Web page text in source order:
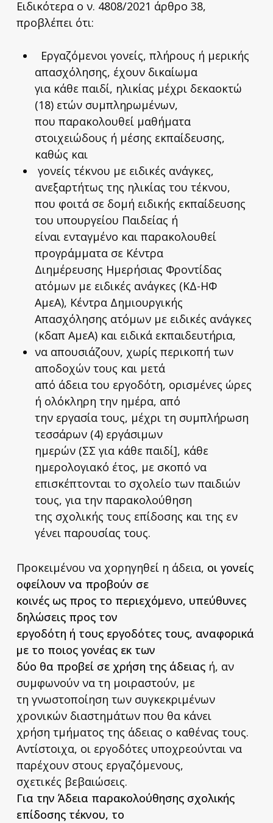
Ειδικότερα ο ν. 4808/2021 άρθρο 38,
προβλέπει ότι:
Εργαζόμενοι γονείς, πλήρους ή μερικής
απασχόλησης, έχουν δικαίωμα
για κάθε παιδί, ηλικίας μέχρι δεκαοκτώ
(18) ετών συμπληρωμένων,
που παρακολουθεί μαθήματα
στοιχειώδους ή μέσης εκπαίδευσης,
καθώς και
γονείς τέκνου με ειδικές ανάγκες,
ανεξαρτήτως της ηλικίας του τέκνου,
που φοιτά σε δομή ειδικής εκπαίδευσης
του υπουργείου Παιδείας ή
είναι ενταγμένο και παρακολουθεί
προγράμματα σε Κέντρα
Διημέρευσης Ημερήσιας Φροντίδας
ατόμων με ειδικές ανάγκες (ΚΔ-ΗΦ
ΑμεΑ), Κέντρα Δημιουργικής
Απασχόλησης ατόμων με ειδικές ανάγκες
(κδαπ ΑμεΑ) και ειδικά εκπαιδευτήρια,
να απουσιάζουν, χωρίς περικοπή των
αποδοχών τους και μετά
από άδεια του εργοδότη, ορισμένες ώρες
ή ολόκληρη την ημέρα, από
την εργασία τους, μέχρι τη συμπλήρωση
τεσσάρων (4) εργάσιμων
ημερών (ΣΣ για κάθε παιδί], κάθε
ημερολογιακό έτος, με σκοπό να
επισκέπτονται το σχολείο των παιδιών
τους, για την παρακολούθηση
της σχολικής τους επίδοσης και της εν
γένει παρουσίας τους.
Προκειμένου να χορηγηθεί η άδεια, οι γονείς
οφείλουν να προβούν σε
κοινές ως προς το περιεχόμενο, υπεύθυνες
δηλώσεις προς τον
εργοδότη ή τους εργοδότες τους, αναφορικά
με το ποιος γονέας εκ των
δύο θα προβεί σε χρήση της άδειας ή, αν
συμφωνούν να τη μοιραστούν, με
τη γνωστοποίηση των συγκεκριμένων
χρονικών διαστημάτων που θα κάνει
χρήση τμήματος της άδειας ο καθένας τους.
Αντίστοιχα, οι εργοδότες υποχρεούνται να
παρέχουν στους εργαζόμενους,
σχετικές βεβαιώσεις.
Για την Άδεια παρακολούθησης σχολικής
επίδοσης τέκνου, το